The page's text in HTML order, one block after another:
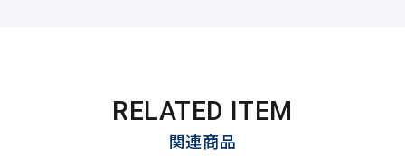
RELATED ITEM
関連商品